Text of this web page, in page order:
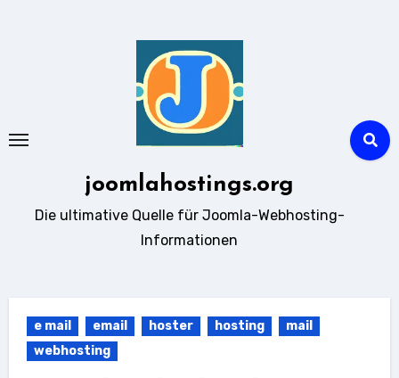
joomlahostings.org
Die ultimative Quelle für Joomla-Webhosting-
Informationen
e mail email hoster hosting
mail
webhosting